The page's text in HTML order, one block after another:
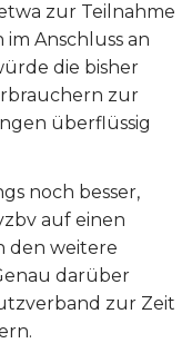
zur Teilnahme
Anschluss an
die bisher
zur
überflüssig
noch besser,
auf einen
den weitere
darüber
zur Zeit